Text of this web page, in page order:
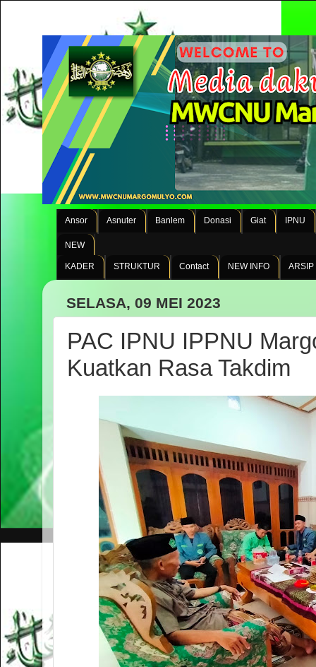
Ansor Asnuter Banlem Donasi Giat IPNU
NEW
KADER STRUKTUR Contact NEW INFO ARSIP
SELASA, 09 MEI 2023
PAC IPNU IPPNU
Kuatkan Rasa Takdim